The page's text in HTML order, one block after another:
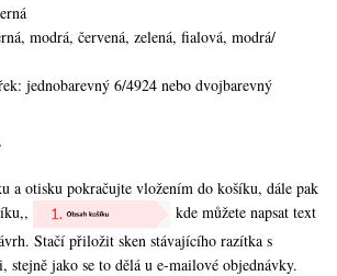
modrá, červená, zelená, fialová, modrá/
jednobarevný 6/4924 nebo dvojbarevný
a otisku pokračujte vložením do košíku, dále pak
kde můžete napsat text
Stačí přiložit sken stávajícího razítka s
stejně jako se to dělá u e-mailové objednávky.